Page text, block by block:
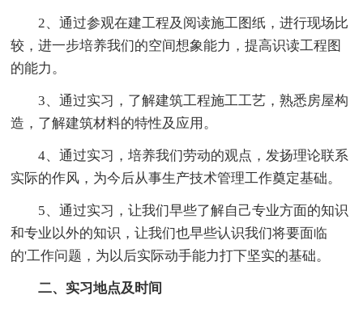
2、通过参观在建工程及阅读施工图纸，进行现场比
较，进一步培养我们的空间想象能力，提高识读工程图
的能力。
3、通过实习，了解建筑工程施工工艺，熟悉房屋构
造，了解建筑材料的特性及应用。
4、通过实习，培养我们劳动的观点，发扬理论联系
实际的作风，为今后从事生产技术管理工作奠定基础。
5、通过实习，让我们早些了解自己专业方面的知识
和专业以外的知识，让我们也早些认识我们将要面临
的'工作问题，为以后实际动手能力打下坚实的基础。
二、实习地点及时间